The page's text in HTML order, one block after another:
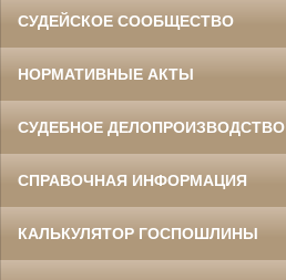
СУДЕЙСКОЕ СООБЩЕСТВО
НОРМАТИВНЫЕ АКТЫ
СУДЕБНОЕ ДЕЛОПРОИЗВОДСТВО
СПРАВОЧНАЯ ИНФОРМАЦИЯ
КАЛЬКУЛЯТОР ГОСПОШЛИНЫ